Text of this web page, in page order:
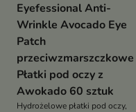
Eyefessional Anti-
Wrinkle Avocado Eye
Patch
przeciwzmarszczkowe
Płatki pod oczy z
Awokado 60 sztuk
Hydrożelowe płatki pod oczy,